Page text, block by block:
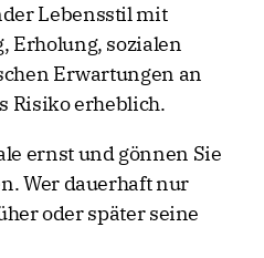
Lebensstil mit
Erholung, sozialen
Erwartungen an
Risiko erheblich.
ernst und gönnen Sie
Wer dauerhaft nur
oder später seine